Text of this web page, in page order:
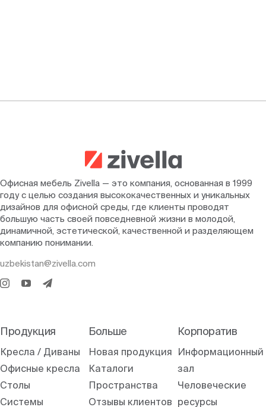
Офисная мебель Zivella — это компания, основанная в 1999
году с целью создания высококачественных и уникальных
дизайнов для офисной среды, где клиенты проводят
большую часть своей повседневной жизни в молодой,
динамичной, эстетической, качественной и разделяющем
компанию понимании.
uzbekistan@zivella.com
Продукция
Кресла / Диваны
Офисные кресла
Столы
Системы
Больше
Новая продукция
Каталоги
Пространства
Отзывы клиентов
Корпоратив
Информационный
зал
Человеческие
ресурсы